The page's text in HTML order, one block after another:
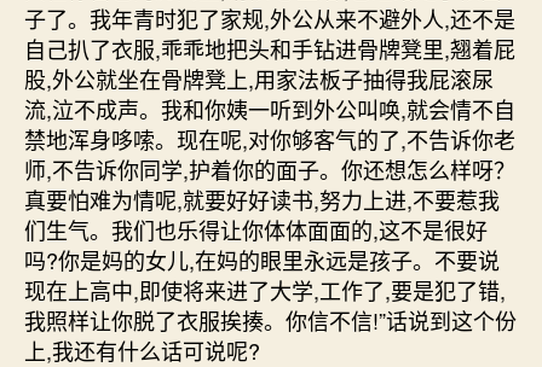
子了。我年青时犯了家规,外公从来不避外人,还不是
自己扒了衣服,乖乖地把头和手钻进骨牌凳里,翘着屁
股,外公就坐在骨牌凳上,用家法板子抽得我屁滚尿
流,泣不成声。我和你姨一听到外公叫唤,就会情不自
禁地浑身哆嗦。现在呢,对你够客气的了,不告诉你老
师,不告诉你同学,护着你的面子。你还想怎么样呀？
真要怕难为情呢,就要好好读书,努力上进,不要惹我
们生气。我们也乐得让你体体面面的,这不是很好
吗?你是妈的女儿,在妈的眼里永远是孩子。不要说
现在上高中,即使将来进了大学,工作了,要是犯了错,
我照样让你脱了衣服挨揍。你信不信!”话说到这个份
上,我还有什么话可说呢?